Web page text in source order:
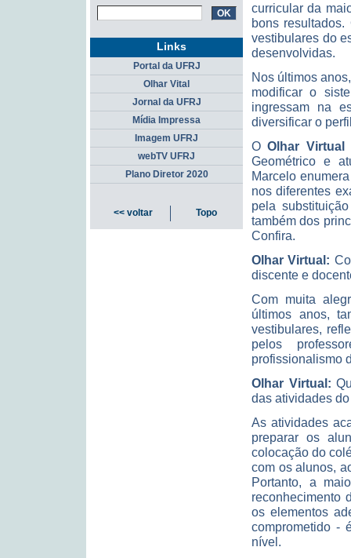
curricular da
bons
vestibulares do
desenvolvidas.
Nos últimos
modificar o
ingressam na
diversificar o
OOlhar Virtual
Geométrico e
Marcelo
nos diferentes
pela
também dos
Confira.
Olhar Virtual:
discente e
Com muita
últimos anos,
vestibulares,
pelos
profissionalismo
Olhar Virtual:
das atividades
As atividades
preparar os
colocação do
com os alunos,
Portanto, a
reconhecimento
os elementos
comprometido -
nível.
Links
Portal da UFRJ
Olhar Vital
Jornal da UFRJ
Mídia Impressa
Imagem UFRJ
webTV UFRJ
Plano Diretor 2020
<< voltar Topo